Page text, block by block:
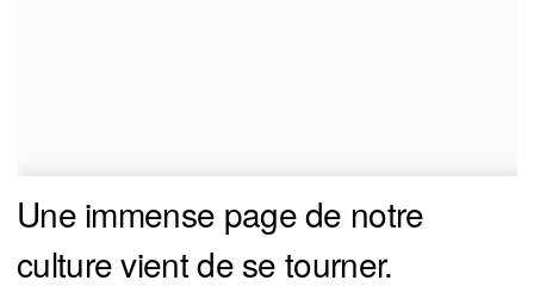
Une immense page de notre
culture vient de se tourner.